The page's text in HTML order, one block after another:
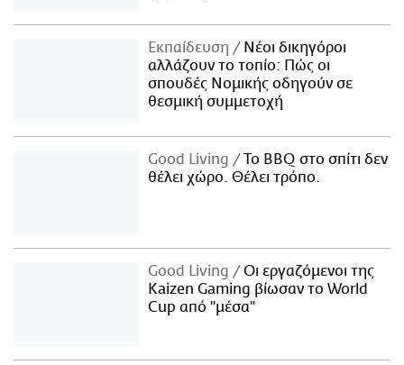
Εκπαίδευση
Νέοι δικηγόροι
αλλάζουν το τοπίο: Πώς οι
σπουδές Νομικής οδηγούν σε
θεσμική συμμετοχή
Good Living
Το BBQ στο σπίτι δεν
θέλει χώρο. Θέλει τρόπο.
Good Living
Οι εργαζόμενοι της
Kaizen Gaming βίωσαν το World
Cup από "μέσα"